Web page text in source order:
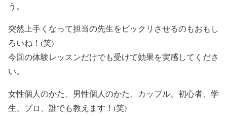
う。
突然上手くなって担当の先生をビックリさせるのもおもし
ろいね！(笑)
今回の体験レッスンだけでも受けて効果を実感してくださ
い。
女性個人のかた、男性個人のかた、カップル、初心者、学
生、プロ、誰でも教えます！(笑)